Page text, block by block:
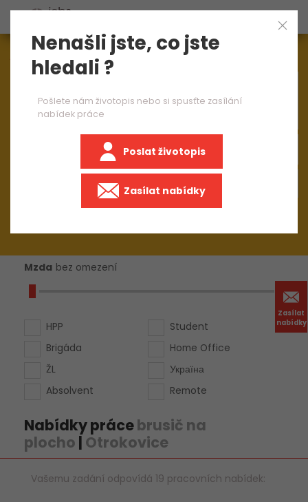
Zasílat
nabídky
Aktuálně1544nabídek práce
Mzda bez omezení
HPP
Brigáda
ŽL
Absolvent
Student
Home Office
Україна
Remote
Nabídky prácebrusič na
plocho | Otrokovice
Vašemu zadání odpovídá 19 pracovních nabídek:
Nenašli jste, co jste
hledali ?
Pošlete nám životopis nebo si spusťte zasílání
nabídek práce
Poslat životopis
Zasílat nabídky